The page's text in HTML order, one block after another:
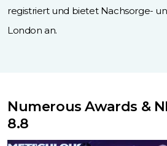
registriert und bietet Nachsorge-
London an.
Numerous Awards &
8.8